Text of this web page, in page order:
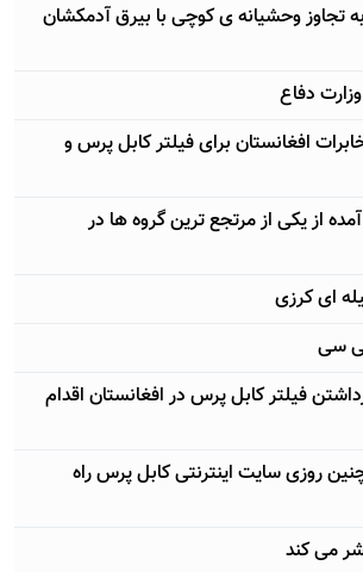
تجاوز وحشیانه ی کوچی با بیرق آدمکشان
دفاع
افغانستان برای فیلتر کابل پرس و
از یکی از مرتجع ترین گروه ها در
ای کرزی
سی
فیلتر کابل پرس در افغانستان اقدام
روزی سایت اينترنتی کابل پرس راه
می کند